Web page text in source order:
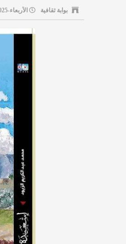
بوابة ثقافية الأربعاء-2025-09-03 | 09:03 am